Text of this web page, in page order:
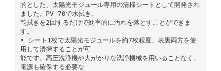
的とした、太陽光モジュール専用の清掃シートとして開発され
ました。PV-70で水拭き、
乾拭きを2回するだけで効率的に汚れを落とすことができま
す。
• シート1枚で太陽光モジュールを約7枚程度、表裏両方を使
用して清掃することが可
能です。高圧洗浄機や大がかりな洗浄機械を用いることなく、
電源も確保する必要な